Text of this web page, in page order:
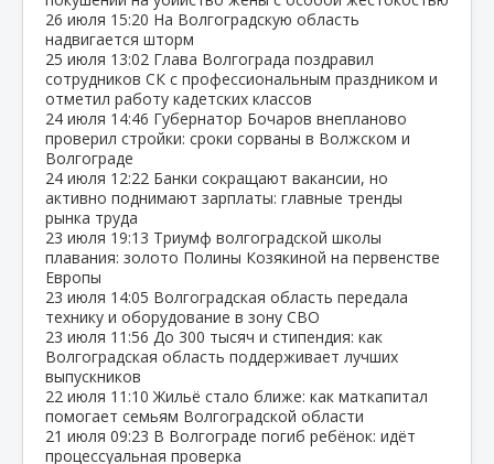
26 июля 15:20 На Волгоградскую область
надвигается шторм
25 июля 13:02 Глава Волгограда поздравил
сотрудников СК с профессиональным праздником и
отметил работу кадетских классов
24 июля 14:46 Губернатор Бочаров внепланово
проверил стройки: сроки сорваны в Волжском и
Волгограде
24 июля 12:22 Банки сокращают вакансии, но
активно поднимают зарплаты: главные тренды
рынка труда
23 июля 19:13 Триумф волгоградской школы
плавания: золото Полины Козякиной на первенстве
Европы
23 июля 14:05 Волгоградская область передала
технику и оборудование в зону СВО
23 июля 11:56 До 300 тысяч и стипендия: как
Волгоградская область поддерживает лучших
выпускников
22 июля 11:10 Жильё стало ближе: как маткапитал
помогает семьям Волгоградской области
21 июля 09:23 В Волгограде погиб ребёнок: идёт
процессуальная проверка